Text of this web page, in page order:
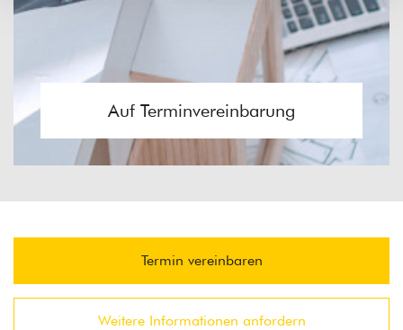
Auf Terminvereinbarung
Termin vereinbaren
Weitere Informationen anfordern